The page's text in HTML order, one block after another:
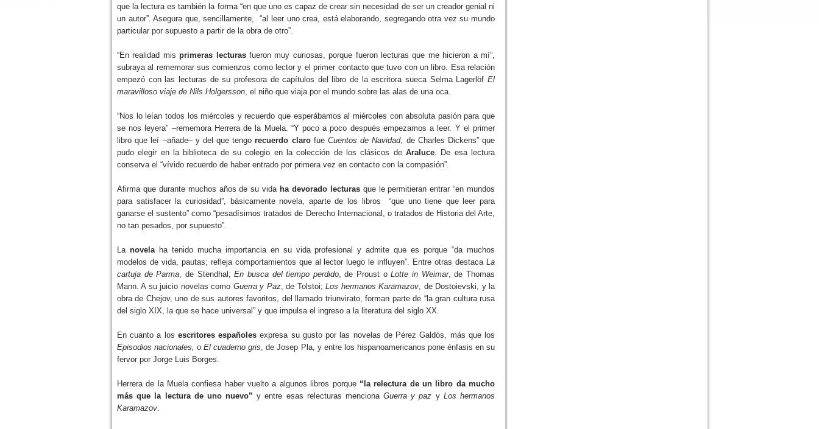
que la lectura es también la forma “en que uno es capaz de crear sin necesidad de ser un creador genial ni
un autor”. Asegura que, sencillamente, “al leer uno crea, está elaborando, segregando otra vez su mundo
particular por supuesto a partir de la obra de otro”.
“En realidad mis primeras lecturasfueron muy curiosas, porque fueron lecturas que me hicieron a mí”,
subraya al rememorar sus comienzos como lector y el primer contacto que tuvo con un libro. Esa relación
empezó con las lecturas de su profesora de capítulos del libro de la escritora sueca Selma Lagerlöf El
maravilloso viaje de Nils Holgersson, el niño que viaja por el mundo sobre las alas de una oca.
“Nos lo leían todos los miércoles y recuerdo que esperábamos al miércoles con absoluta pasión para que
se nos leyera” –rememora Herrera de la Muela. “Y poco a poco después empezamos a leer. Y el primer
libro que leí –añade– y del que tengo recuerdo clarofue Cuentos de Navidad, de Charles Dickens” que
pudo elegir en la biblioteca de su colegio en la colección de los clásicos de Araluce. De esa lectura
conserva el “vívido recuerdo de haber entrado por primera vez en contacto con la compasión”.
Afirma que durante muchos años de su vida ha devorado lecturasque le permitieran entrar “en mundos
para satisfacer la curiosidad”, básicamente novela, aparte de los libros “que uno tiene que leer para
ganarse el sustento” como “pesadísimos tratados de Derecho Internacional, o tratados de Historia del Arte,
no tan pesados, por supuesto”.
La novela ha tenido mucha importancia en su vida profesional y admite que es porque “da muchos
modelos de vida, pautas; refleja comportamientos que al lector luego le influyen”. Entre otras destaca La
cartuja de Parma, de Stendhal;En busca del tiempo perdido, de Proust oLotte in Weimar, de Thomas
Mann. A su juicio novelas como Guerra y Paz, de Tolstoi;Los hermanos Karamazov, de Dostoievski, y la
obra de Chejov, uno de sus autores favoritos, del llamado triunvirato, forman parte de “la gran cultura rusa
del siglo XIX, la que se hace universal” y que impulsa el ingreso a la literatura del siglo XX.
En cuanto a los escritores españoles expresa su gusto por las novelas de Pérez Galdós, más que los
Episodios nacionales, oEl cuaderno gris, de Josep Pla, y entre los hispanoamericanos pone énfasis en su
fervor por Jorge Luis Borges.
Herrera de la Muela confiesa haber vuelto a algunos libros porque “la relectura de un libro da mucho
más que la lectura de uno nuevo” y entre esas relecturas mencionaGuerra y paz y Los hermanos
Karamazov.